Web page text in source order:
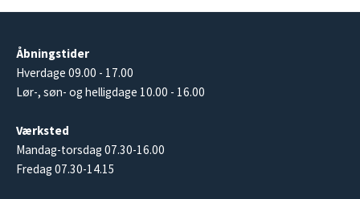
Åbningstider
Hverdage 09.00 - 17.00
Lør-, søn- og helligdage 10.00 - 16.00
Værksted
Mandag-torsdag 07.30-16.00
Fredag 07.30-14.15